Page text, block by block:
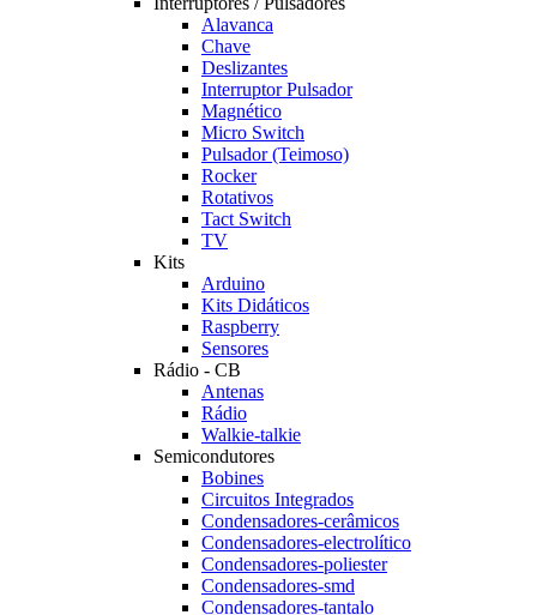
Alavanca
Chave
Deslizantes
Interruptor Pulsador
Magnético
Micro Switch
Pulsador (Teimoso)
Rocker
Rotativos
Tact Switch
TV
Kits
Arduino
Kits Didáticos
Raspberry
Sensores
Rádio - CB
Antenas
Rádio
Walkie-talkie
Semicondutores
Bobines
Circuitos Integrados
Condensadores-cerâmicos
Condensadores-electrolítico
Condensadores-poliester
Condensadores-smd
Condensadores-tantalo